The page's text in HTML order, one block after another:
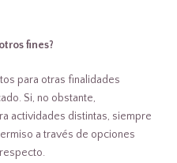
fines?
para otras finalidades
Si, no obstante,
actividades distintas, siempre
a través de opciones